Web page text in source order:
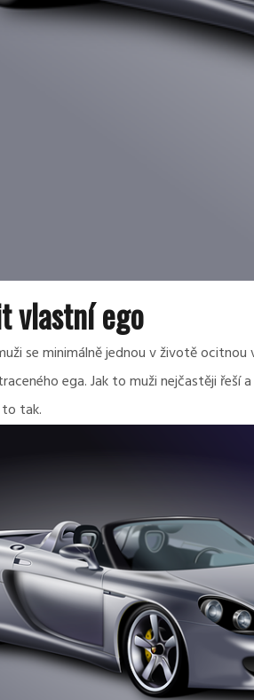
vlastní ego
se minimálně jednou v životě
ega. Jak to muži nejčastěji
tak.